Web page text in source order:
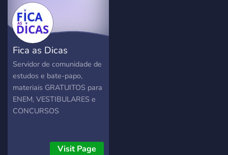
Fica as Dicas
Servidor de comunidade de
estudos e bate-papo,
materiais GRATUITOS para
ENEM, VESTIBULARES e
CONCURSOS
Visit Page